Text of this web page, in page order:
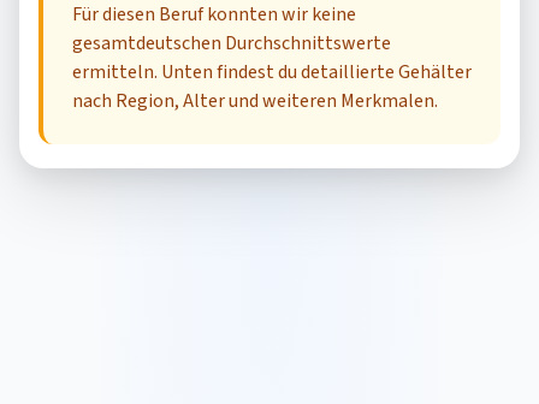
Für diesen Beruf konnten wir keine
gesamtdeutschen Durchschnittswerte
ermitteln. Unten findest du detaillierte Gehälter
nach Region, Alter und weiteren Merkmalen.